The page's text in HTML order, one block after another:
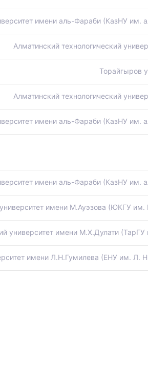
имени аль-Фараби (КазНУ им.
Алматинский технологический
Торайгыров
Алматинский технологический
имени аль-Фараби (КазНУ им.
имени аль-Фараби (КазНУ им.
имени М.Ауэзова (ЮКГУ им.
университет имени М.Х.Дулати (ТарГУ
имени Л.Н.Гумилева (ЕНУ им. Л.